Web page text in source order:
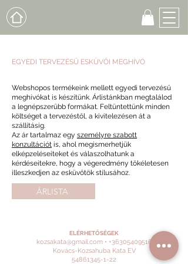
EGYEDI TERVEZÉSŰ ESKÜVŐI MEGHÍVÓ
Webshopos termékeink mellett egyedi tervezésű
meghívókat is készítünk. Árlistánkban megtalálod
a legnépszerűbb formákat. Feltüntettünk minden
költséget a tervezéstől, a kivitelezésen át a
szállításig.
Az ár tartalmaz egy személyre szabott
konzultációt is, ahol megismerhetjük
elképzeléseiteket és válaszolhatunk a
kérdéseitekre, hogy a végeredmény tökéletesen
illeszkedjen az esküvőtök stílusához.
ÁRLISTA
ELÉRHETŐSÉGEK
kozsakata@gmail.com• +36305409516
Kovács-Kozsahuba Kata EV
54861345-1-22